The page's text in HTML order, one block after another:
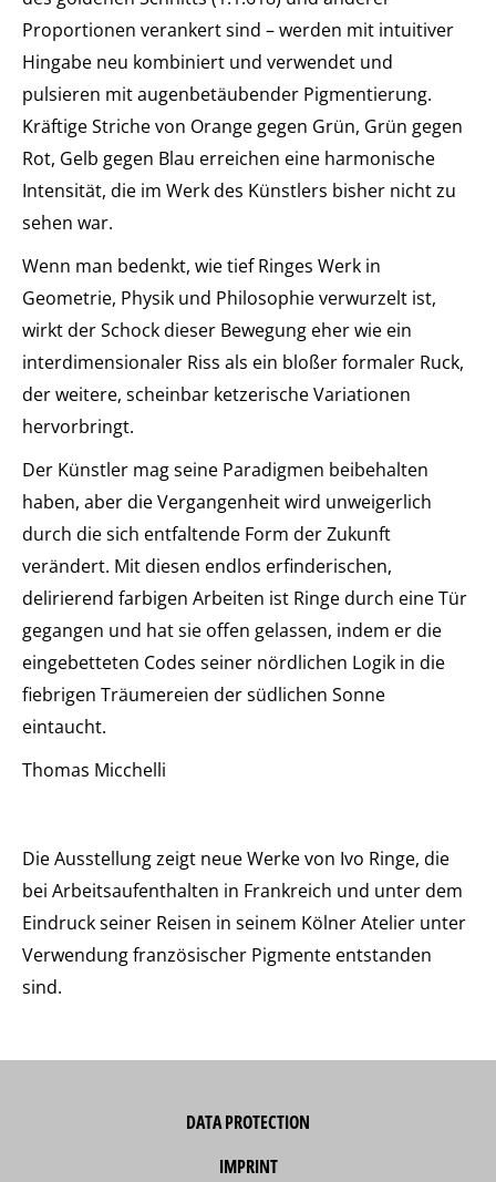
Proportionen verankert sind – werden mit intuitiver
Hingabe neu kombiniert und verwendet und
pulsieren mit augenbetäubender Pigmentierung.
Kräftige Striche von Orange gegen Grün, Grün gegen
Rot, Gelb gegen Blau erreichen eine harmonische
Intensität, die im Werk des Künstlers bisher nicht zu
sehen war.
Wenn man bedenkt, wie tief Ringes Werk in
Geometrie, Physik und Philosophie verwurzelt ist,
wirkt der Schock dieser Bewegung eher wie ein
interdimensionaler Riss als ein bloßer formaler Ruck,
der weitere, scheinbar ketzerische Variationen
hervorbringt.
Der Künstler mag seine Paradigmen beibehalten
haben, aber die Vergangenheit wird unweigerlich
durch die sich entfaltende Form der Zukunft
verändert. Mit diesen endlos erfinderischen,
delirierend farbigen Arbeiten ist Ringe durch eine Tür
gegangen und hat sie offen gelassen, indem er die
eingebetteten Codes seiner nördlichen Logik in die
fiebrigen Träumereien der südlichen Sonne
eintaucht.
Thomas Micchelli
Die Ausstellung zeigt neue Werke von Ivo Ringe, die
bei Arbeitsaufenthalten in Frankreich und unter dem
Eindruck seiner Reisen in seinem Kölner Atelier unter
Verwendung französischer Pigmente entstanden
sind.
DATA PROTECTION
IMPRINT